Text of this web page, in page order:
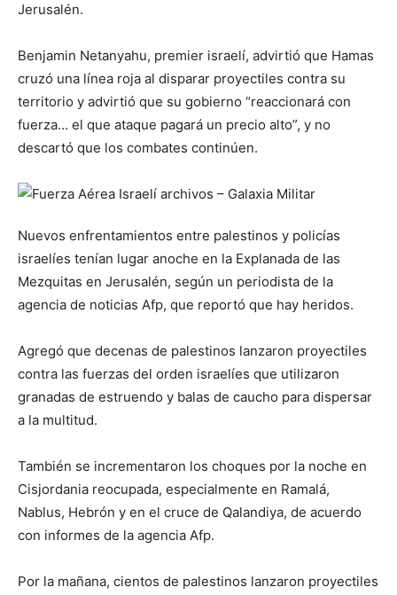
Jerusalén.
Benjamin Netanyahu, premier israelí, advirtió que Hamas
cruzó una línea roja al disparar proyectiles contra su
territorio y advirtió que su gobierno “reaccionará con
fuerza… el que ataque pagará un precio alto”, y no
descartó que los combates continúen.
Nuevos enfrentamientos entre palestinos y policías
israelíes tenían lugar anoche en la Explanada de las
Mezquitas en Jerusalén, según un periodista de la
agencia de noticias Afp, que reportó que hay heridos.
Agregó que decenas de palestinos lanzaron proyectiles
contra las fuerzas del orden israelíes que utilizaron
granadas de estruendo y balas de caucho para dispersar
a la multitud.
También se incrementaron los choques por la noche en
Cisjordania reocupada, especialmente en Ramalá,
Nablus, Hebrón y en el cruce de Qalandiya, de acuerdo
con informes de la agencia Afp.
Por la mañana, cientos de palestinos lanzaron proyectiles